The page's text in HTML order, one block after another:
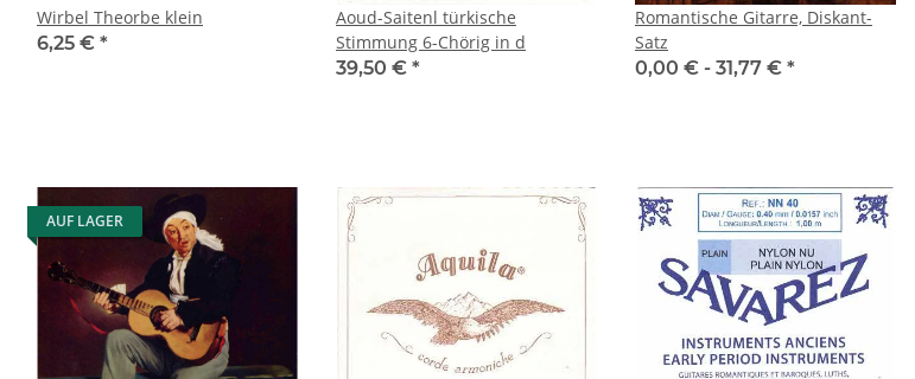
Wirbel Theorbe klein
6,25 € *
Aoud-Saitenl türkische
Stimmung 6-Chörig in d
39,50 € *
Romantische Gitarre, Diskant-
Satz
0,00 € - 31,77 € *
AUF LAGER